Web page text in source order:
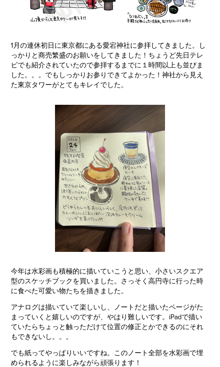
1月の連休初日に東京都にある愛宕神社に参拝してきました。し
っかりと商売繁盛のお願いをしてきました！ちょうど先日テレ
ビでも紹介されていたので参拝するまでに１時間以上も並びま
した。。。でもしっかりお参りできてよかった！神社から見え
た東京タワーがとてもキレイでした。
今年は水彩画も積極的に描いていこうと思い、小さいスクエア
型のスケッチブックを買いました。さっそく高円寺に行った時
に食べた可愛い物たちを描きました。
アナログは描いていて楽しいし、ノートだと描いたページがた
まっていくと嬉しいのですが、やはり難しいです。iPadで描い
ていたらちょっと触っただけて位置の修正とかできるのにそれ
もできないし。。。
でも紙ってやっぱりいいですね。このノート全部を水彩画で埋
められるように楽しみながら頑張ります！